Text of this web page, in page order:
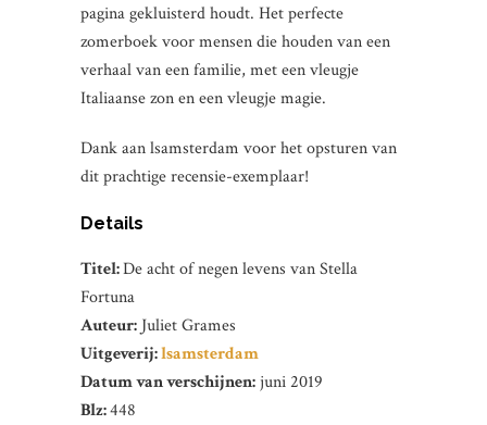
pagina gekluisterd houdt. Het perfecte
zomerboek voor mensen die houden van een
verhaal van een familie, met een vleugje
Italiaanse zon en een vleugje magie.
Dank aan lsamsterdam voor het opsturen van
dit prachtige recensie-exemplaar!
Details
Titel:De acht of negen levens van Stella
Fortuna
Auteur: Juliet Grames
Uitgeverij:lsamsterdam
Datum van verschijnen:juni 2019
Blz:448